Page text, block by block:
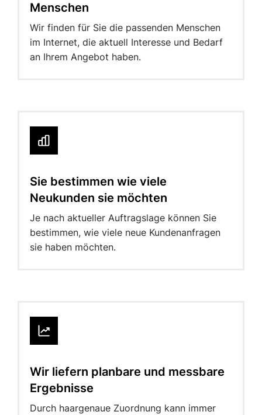
Menschen
Wir finden für Sie die passenden Menschen
im Internet, die aktuell Interesse und Bedarf
an Ihrem Angebot haben.
Sie bestimmen wie viele
Neukunden sie möchten
Je nach aktueller Auftragslage können Sie
bestimmen, wie viele neue Kundenanfragen
sie haben möchten.
Wir liefern planbare und messbare
Ergebnisse
Durch haargenaue Zuordnung kann immer